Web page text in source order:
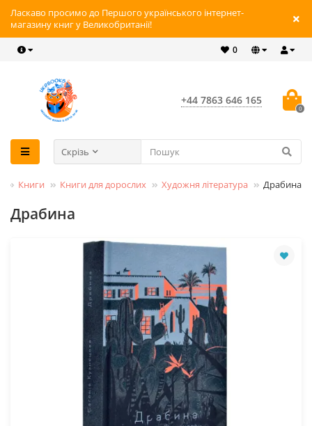
Ласкаво просимо до Першого українського інтернет-
магазину книг у Великобританії!
0
+44 7863 646 165
0
Скрізь
Книги Книги для дорослих Художня література Драбина
Драбина